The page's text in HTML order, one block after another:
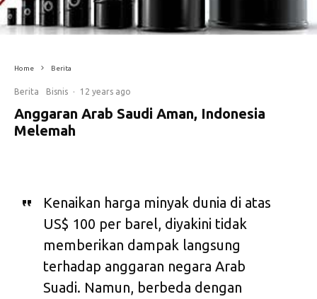
Home Berita
Berita Bisnis · 12 years ago
Anggaran Arab Saudi Aman, Indonesia
Melemah
Kenaikan harga minyak dunia di atas
US$ 100 per barel, diyakini tidak
memberikan dampak langsung
terhadap anggaran negara Arab
Suadi. Namun, berbeda dengan